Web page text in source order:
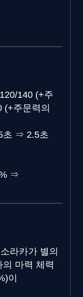
140 (+주
(+주문력의
초 ⇒ 2.5초
⇒
소라카가 별의
마력 체력
이